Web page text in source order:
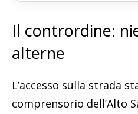
Il contrordine:
alterne
L’accesso sulla strada
comprensorio dell’Alto